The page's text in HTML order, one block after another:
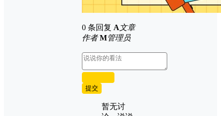
0 条回复 A文章
作者 M管理员
提交
暂无讨